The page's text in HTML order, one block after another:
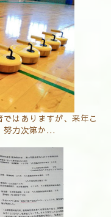
はありますが、来年こ
努力次第か...